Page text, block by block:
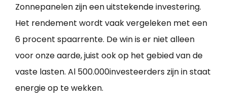
Zonnepanelen zijn een uitstekende investering.
Het rendement wordt vaak vergeleken met een
6 procent spaarrente. De win is er niet alleen
voor onze aarde, juist ook op het gebied van de
vaste lasten. Al 500.000investeerders zijn in staat
energie op te wekken.